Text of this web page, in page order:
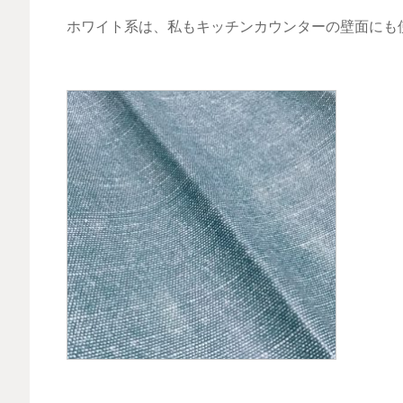
ホワイト系は、私もキッチンカウンターの壁面にも